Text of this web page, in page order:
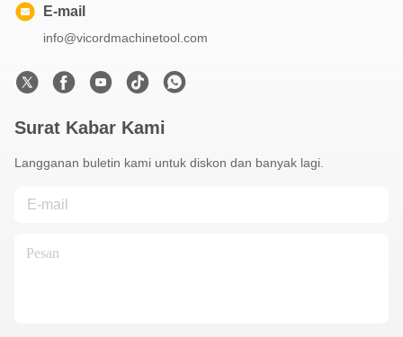
E-mail
info@vicordmachinetool.com
Surat Kabar Kami
Langganan buletin kami untuk diskon dan banyak lagi.